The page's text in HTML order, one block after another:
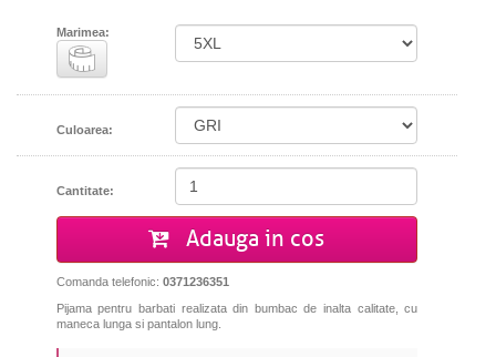
Marimea:
Culoarea:
Cantitate:
Adauga in cos
Comanda telefonic: 0371236351
Pijama pentru barbati realizata din bumbac de inalta calitate, cu
maneca lunga si pantalon lung.